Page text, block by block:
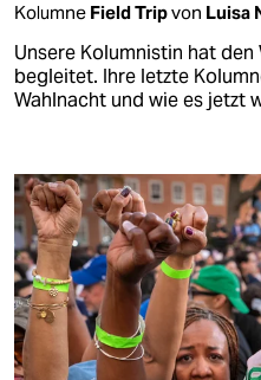
Kolumne Field Tripvon Luisa
Unsere Kolumnistin hat den
begleitet. Ihre letzte
Wahlnacht und wie es jetzt